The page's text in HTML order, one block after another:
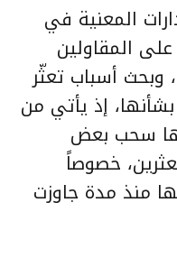
المعنية في
المقاولين
وبحث أسباب تعثّر
بشأنها، إذ يأتي من
سحب بعض
خصوصاً
منذ مدة جاوزت